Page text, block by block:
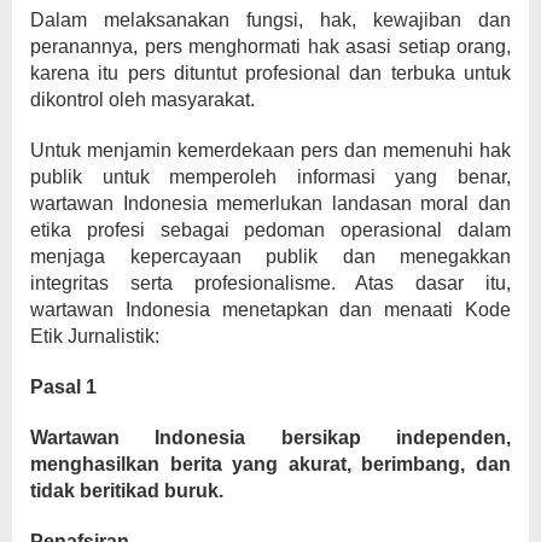
Dalam melaksanakan fungsi, hak, kewajiban dan
peranannya, pers menghormati hak asasi setiap orang,
karena itu pers dituntut profesional dan terbuka untuk
dikontrol oleh masyarakat.
Untuk menjamin kemerdekaan pers dan memenuhi hak
publik untuk memperoleh informasi yang benar,
wartawan Indonesia memerlukan landasan moral dan
etika profesi sebagai pedoman operasional dalam
menjaga kepercayaan publik dan menegakkan
integritas serta profesionalisme. Atas dasar itu,
wartawan Indonesia menetapkan dan menaati Kode
Etik Jurnalistik:
Pasal 1
Wartawan Indonesia bersikap independen,
menghasilkan berita yang akurat, berimbang, dan
tidak beritikad buruk.